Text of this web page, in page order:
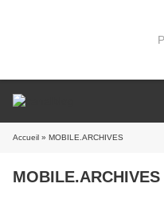
Accueil » MOBILE.ARCHIVES
MOBILE.ARCHIVES